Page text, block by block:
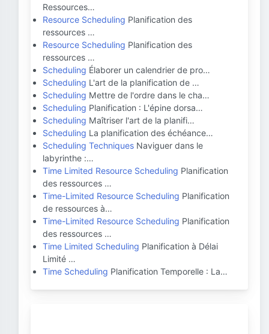
Ressources…
Resource Scheduling Planification des
ressources …
Resource Scheduling Planification des
ressources …
Scheduling Élaborer un calendrier de pro…
Scheduling L'art de la planification de …
Scheduling Mettre de l'ordre dans le cha…
Scheduling Planification : L'épine dorsa…
Scheduling Maîtriser l'art de la planifi…
Scheduling La planification des échéance…
Scheduling Techniques Naviguer dans le
labyrinthe :…
Time Limited Resource Scheduling Planification
des ressources …
Time-Limited Resource Scheduling Planification
de ressources à…
Time-Limited Resource Scheduling Planification
des ressources …
Time Limited Scheduling Planification à Délai
Limité …
Time Scheduling Planification Temporelle : La…